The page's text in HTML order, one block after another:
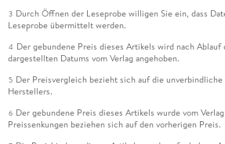
3 Durch Öffnen der Leseprobe willigen Sie ein, dass
Leseprobe übermittelt werden.
4 Der gebundene Preis dieses Artikels wird nach
dargestellten Datums vom Verlag angehoben.
5 Der Preisvergleich bezieht sich auf die
Herstellers.
6 Der gebundene Preis dieses Artikels wurde vom
Preissenkungen beziehen sich auf den vorherigen Preis.